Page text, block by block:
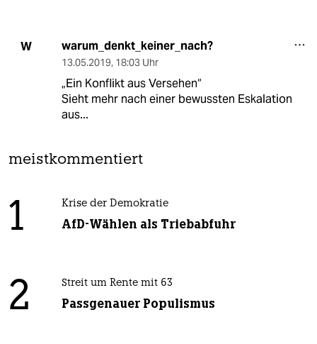
W warum_denkt_keiner_nach?
13.05.2019, 18:03 Uhr
„Ein Konflikt aus Versehen“
Sieht mehr nach einer bewussten Eskalation
aus...
meistkommentiert
1 Krise der Demokratie
AfD-Wählen als Triebabfuhr
2 Streit um Rente mit 63
Passgenauer Populismus